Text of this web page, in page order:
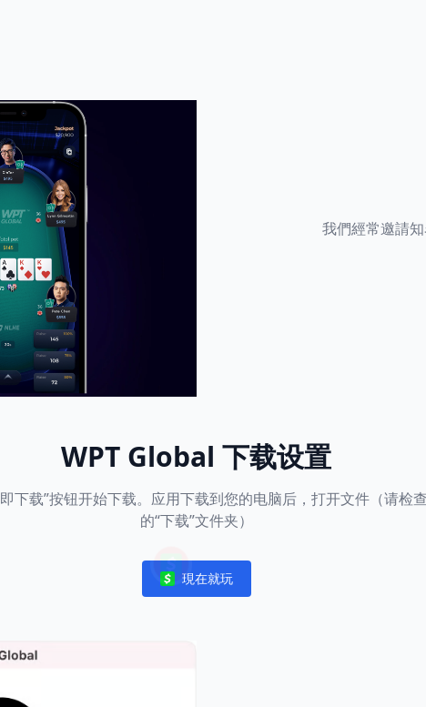
我們經常邀請
WPT Global 下载设置
下载”按钮开始下载。应用下载到您的电脑后，打开文件（请检
的“下载”文件夹）
Notifications
現在就玩